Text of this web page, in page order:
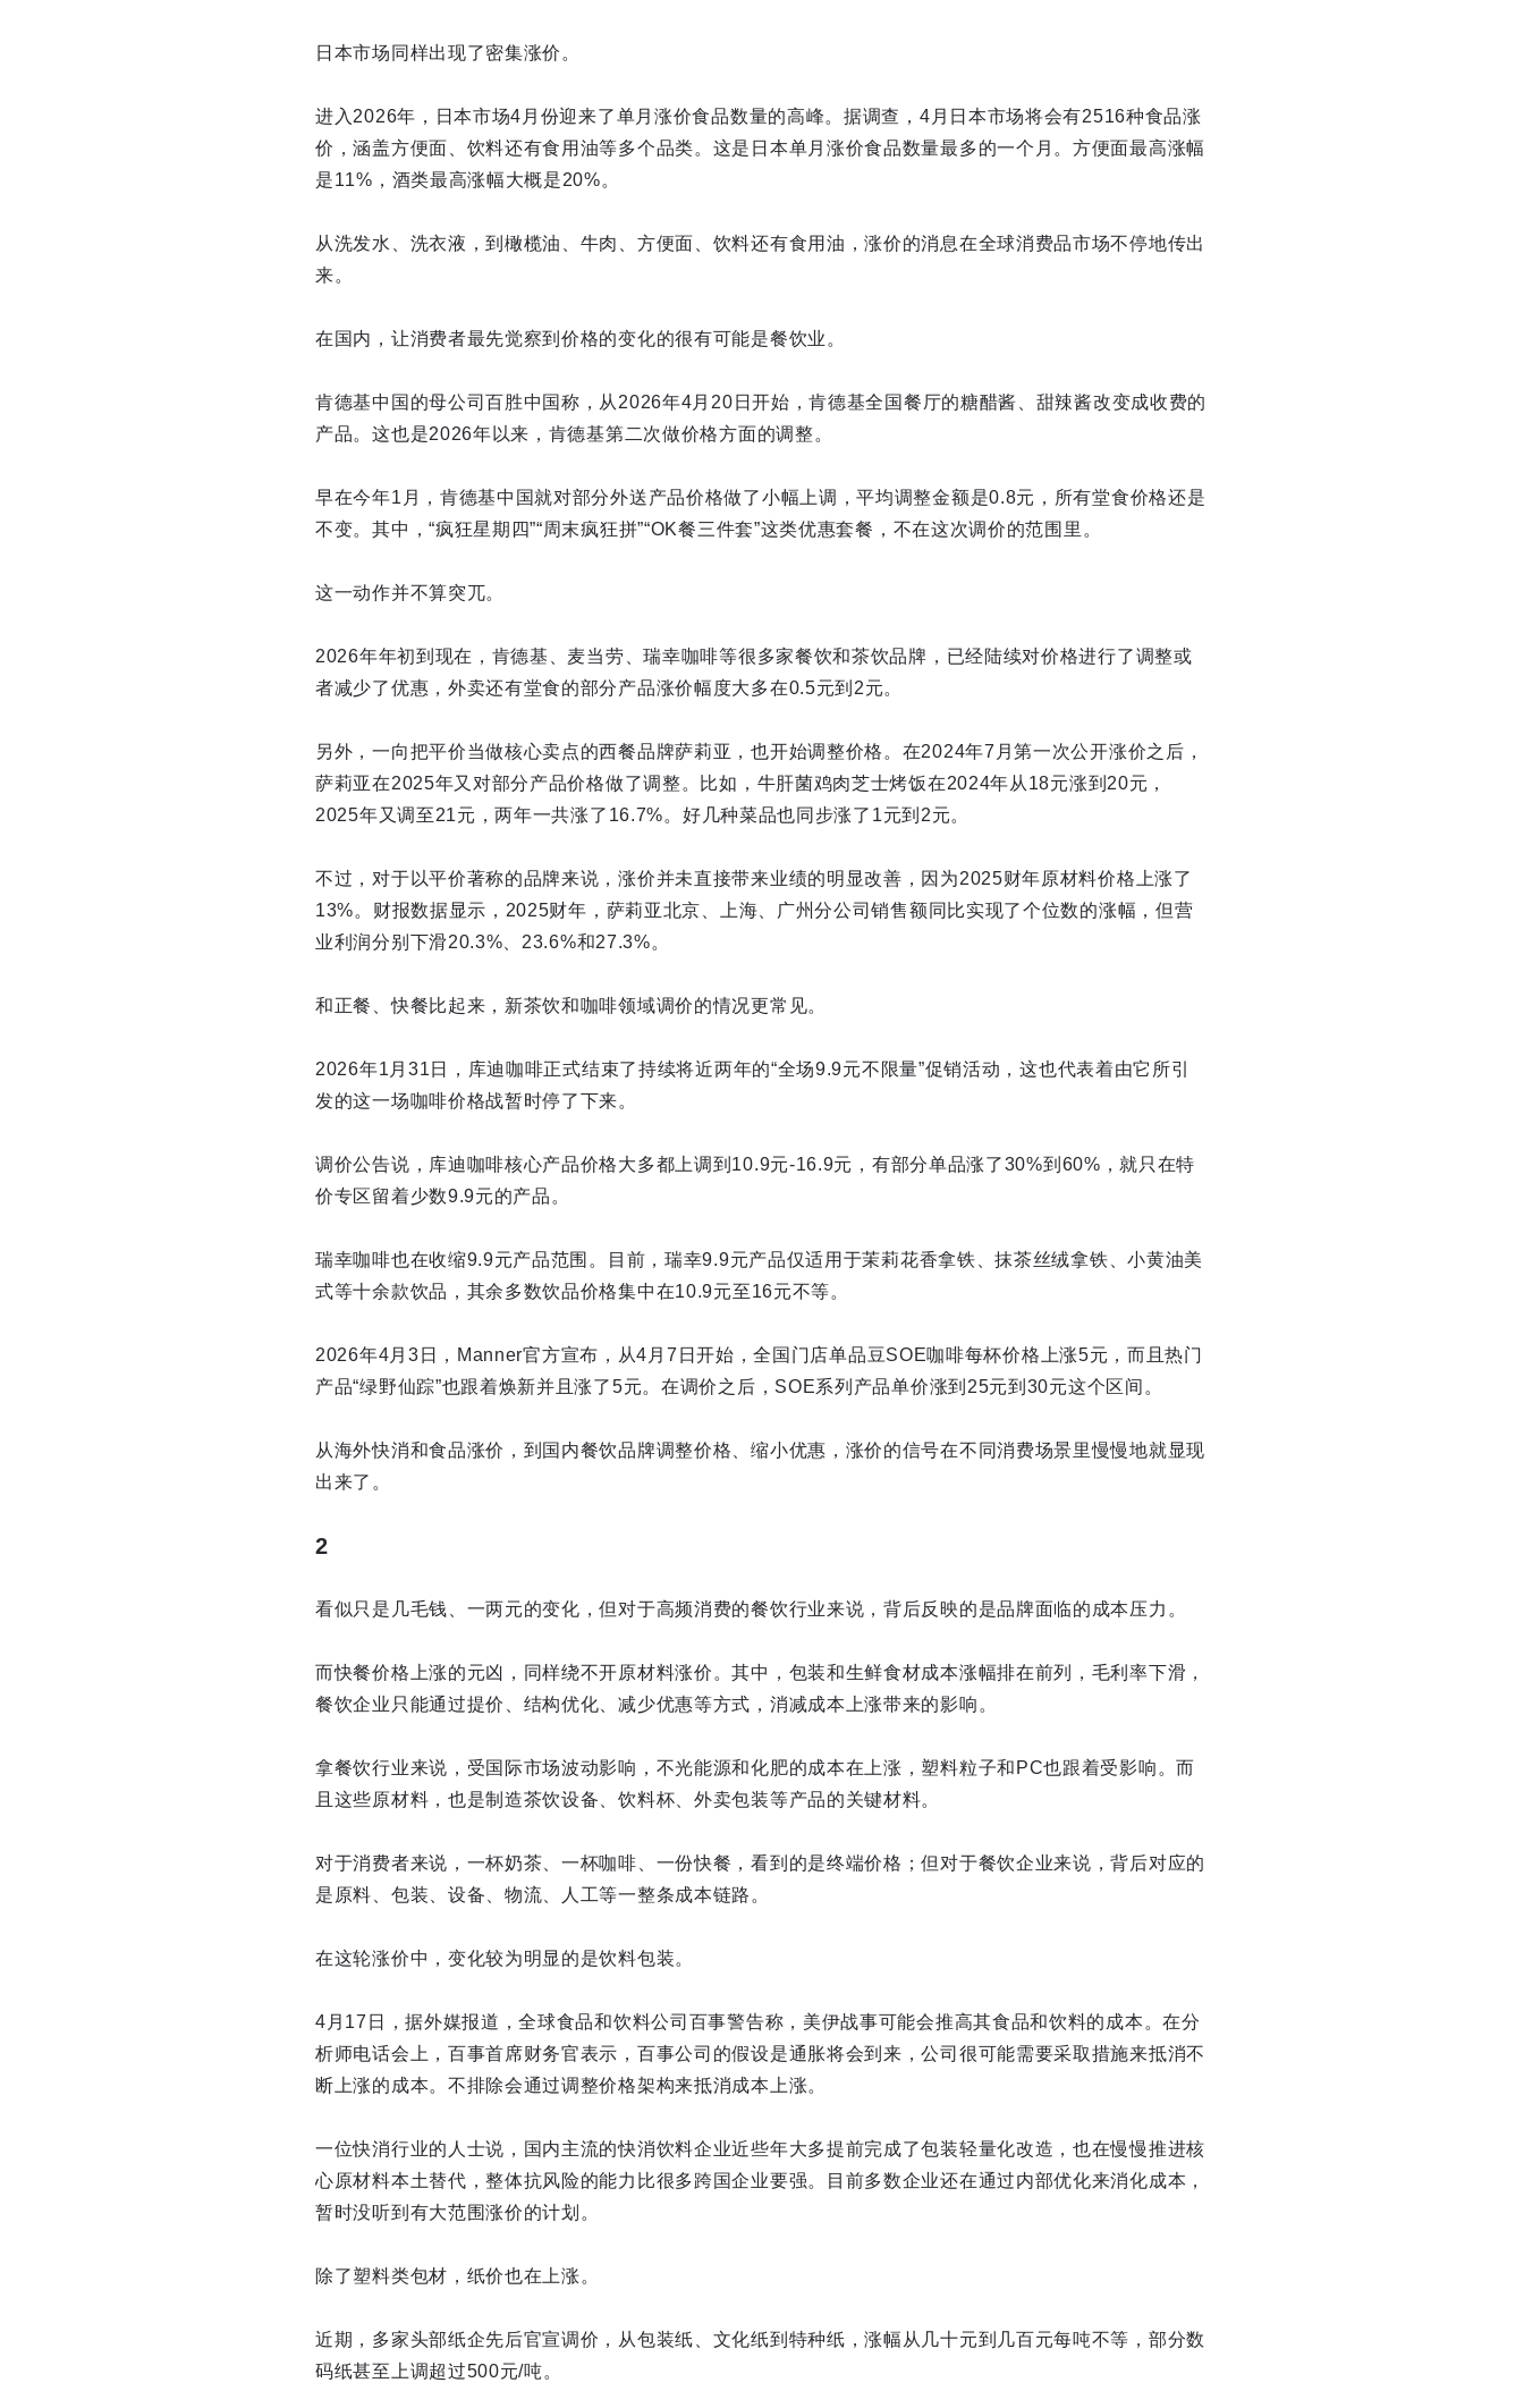
日本市场同样出现了密集涨价。
进入2026年，日本市场4月份迎来了单月涨价食品数量的高峰。据调查，4月日本市场将会有2516种食品涨
价，涵盖方便面、饮料还有食用油等多个品类。这是日本单月涨价食品数量最多的一个月。方便面最高涨幅
是11%，酒类最高涨幅大概是20%。
从洗发水、洗衣液，到橄榄油、牛肉、方便面、饮料还有食用油，涨价的消息在全球消费品市场不停地传出
来。
在国内，让消费者最先觉察到价格的变化的很有可能是餐饮业。
肯德基中国的母公司百胜中国称，从2026年4月20日开始，肯德基全国餐厅的糖醋酱、甜辣酱改变成收费的
产品。这也是2026年以来，肯德基第二次做价格方面的调整。
早在今年1月，肯德基中国就对部分外送产品价格做了小幅上调，平均调整金额是0.8元，所有堂食价格还是
不变。其中，“疯狂星期四”“周末疯狂拼”“OK餐三件套”这类优惠套餐，不在这次调价的范围里。
这一动作并不算突兀。
2026年年初到现在，肯德基、麦当劳、瑞幸咖啡等很多家餐饮和茶饮品牌，已经陆续对价格进行了调整或
者减少了优惠，外卖还有堂食的部分产品涨价幅度大多在0.5元到2元。
另外，一向把平价当做核心卖点的西餐品牌萨莉亚，也开始调整价格。在2024年7月第一次公开涨价之后，
萨莉亚在2025年又对部分产品价格做了调整。比如，牛肝菌鸡肉芝士烤饭在2024年从18元涨到20元，
2025年又调至21元，两年一共涨了16.7%。好几种菜品也同步涨了1元到2元。
不过，对于以平价著称的品牌来说，涨价并未直接带来业绩的明显改善，因为2025财年原材料价格上涨了
13%。财报数据显示，2025财年，萨莉亚北京、上海、广州分公司销售额同比实现了个位数的涨幅，但营
业利润分别下滑20.3%、23.6%和27.3%。
和正餐、快餐比起来，新茶饮和咖啡领域调价的情况更常见。
2026年1月31日，库迪咖啡正式结束了持续将近两年的“全场9.9元不限量”促销活动，这也代表着由它所引
发的这一场咖啡价格战暂时停了下来。
调价公告说，库迪咖啡核心产品价格大多都上调到10.9元-16.9元，有部分单品涨了30%到60%，就只在特
价专区留着少数9.9元的产品。
瑞幸咖啡也在收缩9.9元产品范围。目前，瑞幸9.9元产品仅适用于茉莉花香拿铁、抹茶丝绒拿铁、小黄油美
式等十余款饮品，其余多数饮品价格集中在10.9元至16元不等。
2026年4月3日，Manner官方宣布，从4月7日开始，全国门店单品豆SOE咖啡每杯价格上涨5元，而且热门
产品“绿野仙踪”也跟着焕新并且涨了5元。在调价之后，SOE系列产品单价涨到25元到30元这个区间。
从海外快消和食品涨价，到国内餐饮品牌调整价格、缩小优惠，涨价的信号在不同消费场景里慢慢地就显现
出来了。
2
看似只是几毛钱、一两元的变化，但对于高频消费的餐饮行业来说，背后反映的是品牌面临的成本压力。
而快餐价格上涨的元凶，同样绕不开原材料涨价。其中，包装和生鲜食材成本涨幅排在前列，毛利率下滑，
餐饮企业只能通过提价、结构优化、减少优惠等方式，消减成本上涨带来的影响。
拿餐饮行业来说，受国际市场波动影响，不光能源和化肥的成本在上涨，塑料粒子和PC也跟着受影响。而
且这些原材料，也是制造茶饮设备、饮料杯、外卖包装等产品的关键材料。
对于消费者来说，一杯奶茶、一杯咖啡、一份快餐，看到的是终端价格；但对于餐饮企业来说，背后对应的
是原料、包装、设备、物流、人工等一整条成本链路。
在这轮涨价中，变化较为明显的是饮料包装。
4月17日，据外媒报道，全球食品和饮料公司百事警告称，美伊战事可能会推高其食品和饮料的成本。在分
析师电话会上，百事首席财务官表示，百事公司的假设是通胀将会到来，公司很可能需要采取措施来抵消不
断上涨的成本。不排除会通过调整价格架构来抵消成本上涨。
一位快消行业的人士说，国内主流的快消饮料企业近些年大多提前完成了包装轻量化改造，也在慢慢推进核
心原材料本土替代，整体抗风险的能力比很多跨国企业要强。目前多数企业还在通过内部优化来消化成本，
暂时没听到有大范围涨价的计划。
除了塑料类包材，纸价也在上涨。
近期，多家头部纸企先后官宣调价，从包装纸、文化纸到特种纸，涨幅从几十元到几百元每吨不等，部分数
码纸甚至上调超过500元/吨。